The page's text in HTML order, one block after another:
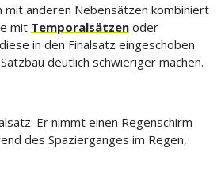
mit anderen Nebensätzen kombiniert
mit Temporalsätzen oder
in den Finalsatz eingeschoben
deutlich schwieriger machen.
Er nimmt einen Regenschirm
des Spazierganges im Regen,